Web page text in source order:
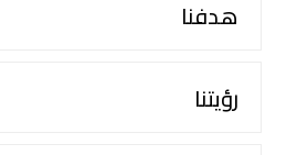
هدفنا
رؤيتنا